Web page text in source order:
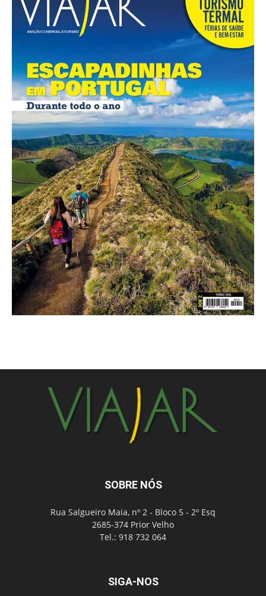
SOBRE NÓS
Rua Salgueiro Maia, nº 2 - Bloco 5 - 2º Esq
2685-374 Prior Velho
Tel.: 918 732 064
SIGA-NOS